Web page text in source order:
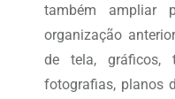
também ampliar
organização
de tela, gráficos,
fotografias, planos